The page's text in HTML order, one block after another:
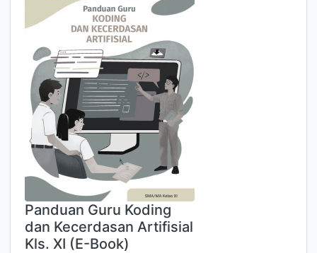
Panduan Guru Koding
dan Kecerdasan Artifisial
Kls. XI (E-Book)